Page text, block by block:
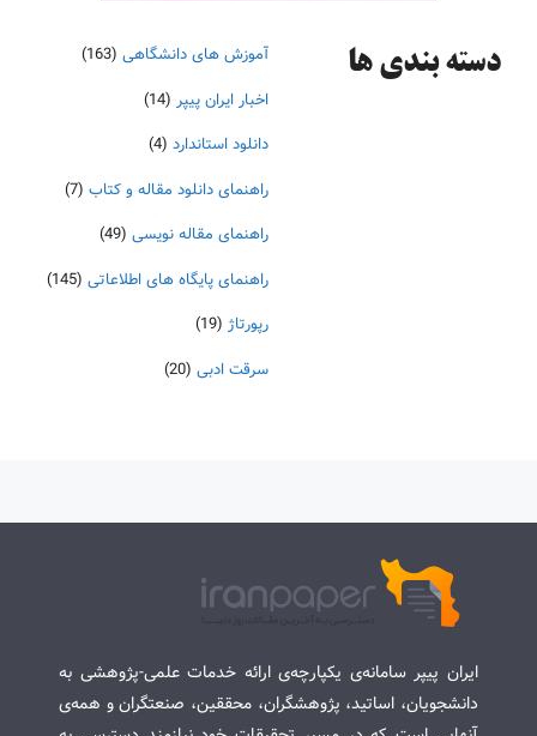
دسته‌ بندی ها آموزش های دانشگاهی (163)
اخبار ایران پیپر (14)
دانلود استاندارد (4)
راهنمای دانلود مقاله و کتاب (7)
راهنمای مقاله نویسی (49)
راهنمای پایگاه های اطلاعاتی (145)
رپورتاژ (19)
سرقت ادبی (20)
ایران پیپر سامانه‌ی یکپارچه‌ی ارائه خدمات علمی-پژوهشی به
دانشجویان، اساتید، پژوهشگران، محققین، صنعتگران و همه‌ی